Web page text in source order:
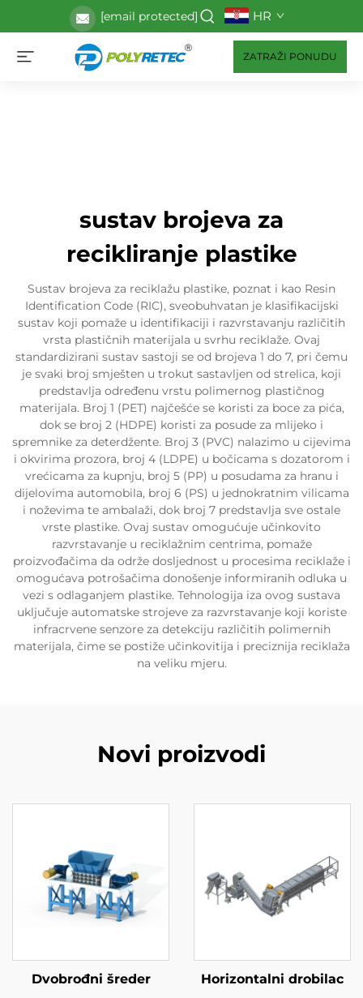
[email protected] HR
ZATRAŽI PONUDU
sustav brojeva za
recikliranje plastike
Sustav brojeva za reciklažu plastike, poznat i kao Resin
Identification Code (RIC), sveobuhvatan je klasifikacijski
sustav koji pomaže u identifikaciji i razvrstavanju različitih
vrsta plastičnih materijala u svrhu reciklaže. Ovaj
standardizirani sustav sastoji se od brojeva 1 do 7, pri čemu
je svaki broj smješten u trokut sastavljen od strelica, koji
predstavlja određenu vrstu polimernog plastičnog
materijala. Broj 1 (PET) najčešće se koristi za boce za pića,
dok se broj 2 (HDPE) koristi za posude za mlijeko i
spremnike za deterdžente. Broj 3 (PVC) nalazimo u cijevima
i okvirima prozora, broj 4 (LDPE) u bočicama s dozatorom i
vrećicama za kupnju, broj 5 (PP) u posudama za hranu i
dijelovima automobila, broj 6 (PS) u jednokratnim vilicama
i noževima te ambalaži, dok broj 7 predstavlja sve ostale
vrste plastike. Ovaj sustav omogućuje učinkovito
razvrstavanje u reciklažnim centrima, pomaže
proizvođačima da održe dosljednost u procesima reciklaže i
omogućava potrošačima donošenje informiranih odluka u
vezi s odlaganjem plastike. Tehnologija iza ovog sustava
uključuje automatske strojeve za razvrstavanje koji koriste
infracrvene senzore za detekciju različitih polimernih
materijala, čime se postiže učinkovitija i preciznija reciklaža
na veliku mjeru.
Novi proizvodi
Dvobrođni šreder Horizontalni drobilac